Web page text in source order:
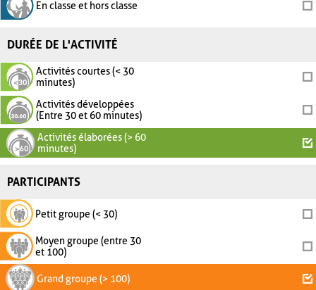
En classe et hors classe
DURÉE DE L'ACTIVITÉ
Activités courtes (< 30
minutes)
Activités développées
(Entre 30 et 60 minutes)
Activités élaborées (> 60
minutes)
PARTICIPANTS
Petit groupe (< 30)
Moyen groupe (entre 30
et 100)
Grand groupe (> 100)